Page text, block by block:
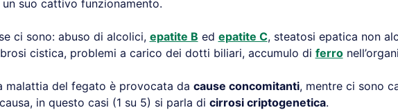
suo cattivo funzionamento.
ci sono: abuso di alcolici, epatite B ed epatite C, steatosi epatica non
cistica, problemi a carico dei dotti biliari, accumulo di ferro
malattia del fegato è provocata da cause concomitanti, mentre ci sono
in questo casi (1 su 5) si parla di cirrosi criptogenetica.